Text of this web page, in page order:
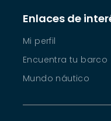
Enlaces de
Mi perfil
Encuentra tu barco
Mundo náutico